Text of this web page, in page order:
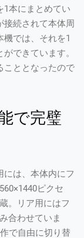
1本にまとめてい
接続されて本体周
では、それを1
できています。
こととなったので
で完璧
には、本体内にフ
ピクセ
。リア用にはフ
合わせていま
で自由に切り替